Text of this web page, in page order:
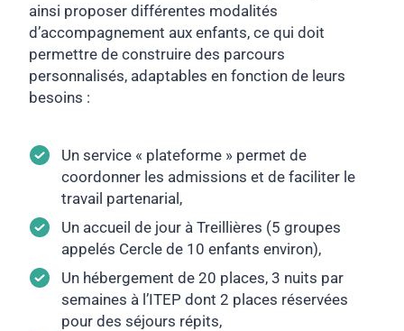
ainsi proposer différentes modalités
d’accompagnement aux enfants, ce qui doit
permettre de construire des parcours
personnalisés, adaptables en fonction de leurs
besoins :
Un service « plateforme » permet de
coordonner les admissions et de faciliter le
travail partenarial,
Un accueil de jour à Treillières (5 groupes
appelés Cercle de 10 enfants environ),
Un hébergement de 20 places, 3 nuits par
semaines à l’ITEP dont 2 places réservées
pour des séjours répits,